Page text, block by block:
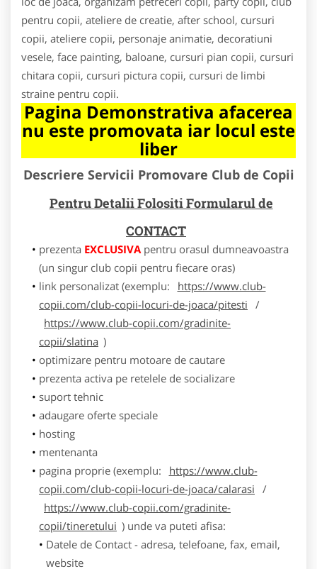
pentru copii, ateliere de creatie, after school, cursuri
copii, ateliere copii, personaje animatie, decoratiuni
vesele, face painting, baloane, cursuri pian copii, cursuri
chitara copii, cursuri pictura copii, cursuri de limbi
straine pentru copii.
Pagina Demonstrativa afacerea
nu este promovata iar locul este
liber
Descriere Servicii Promovare Club de Copii
Pentru Detalii Folositi Formularul de
CONTACT
prezenta EXCLUSIVApentru orasul dumneavoastra
(un singur club copii pentru fiecare oras)
link personalizat (exemplu:
https://www.club-
copii.com/club-copii-locuri-de-joaca/pitesti /
https://www.club-copii.com/gradinite-
copii/slatina )
optimizare pentru motoare de cautare
prezenta activa pe retelele de socializare
suport tehnic
adaugare oferte speciale
hosting
mentenanta
pagina proprie (exemplu:
https://www.club-
copii.com/club-copii-locuri-de-joaca/calarasi /
https://www.club-copii.com/gradinite-
copii/tineretului ) unde va puteti afisa:
Datele de Contact - adresa, telefoane, fax, email,
website